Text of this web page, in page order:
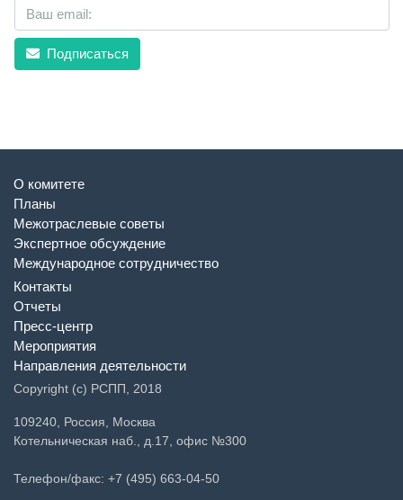
Подписаться
О комитете
Планы
Межотраслевые советы
Экспертное обсуждение
Международное сотрудничество
Контакты
Отчеты
Пресс-центр
Мероприятия
Направления деятельности
Copyright (c) РСПП, 2018
109240, Россия, Москва
Котельническая наб., д.17, офис №300
Телефон/факс: +7 (495) 663-04-50